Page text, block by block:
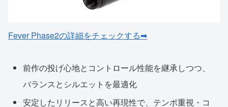
Fever Phase2の詳細をチェックする➡
前作の投げ心地とコントロール性能を継承しつつ、
バランスとシルエットを最適化
安定したリリースと高い再現性で、テンポ重視・コ